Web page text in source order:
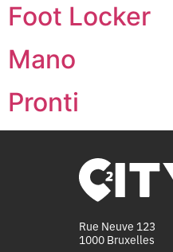
Foot Locker
Mano
Pronti
Rue Neuve 123
1000 Bruxelles